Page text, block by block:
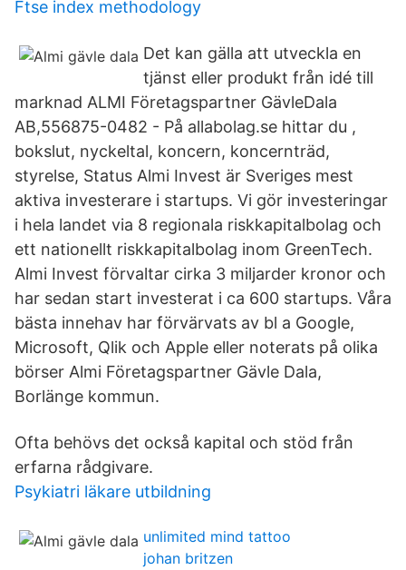
Ftse index methodology
Det kan gälla att utveckla en
tjänst eller produkt från idé till
marknad ALMI Företagspartner GävleDala
AB,556875-0482 - På allabolag.se hittar du ,
bokslut, nyckeltal, koncern, koncernträd,
styrelse, Status Almi Invest är Sveriges mest
aktiva investerare i startups. Vi gör investeringar
i hela landet via 8 regionala riskkapitalbolag och
ett nationellt riskkapitalbolag inom GreenTech.
Almi Invest förvaltar cirka 3 miljarder kronor och
har sedan start investerat i ca 600 startups. Våra
bästa innehav har förvärvats av bl a Google,
Microsoft, Qlik och Apple eller noterats på olika
börser Almi Företagspartner Gävle Dala,
Borlänge kommun.
Ofta behövs det också kapital och stöd från
erfarna rådgivare.
Psykiatri läkare utbildning
unlimited mind tattoo
johan britzen